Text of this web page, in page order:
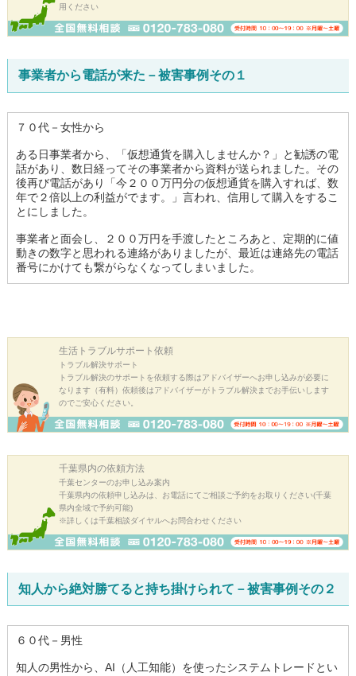
用ください
事業者から電話が来た－被害事例その１
７０代－女性から
ある日事業者から、「仮想通貨を購入しませんか？」と勧誘の電
話があり、数日経ってその事業者から資料が送られました。その
後再び電話があり「今２００万円分の仮想通貨を購入すれば、数
年で２倍以上の利益がでます。」言われ、信用して購入をするこ
とにしました。
事業者と面会し、２００万円を手渡したところあと、定期的に値
動きの数字と思われる連絡がありましたが、最近は連絡先の電話
番号にかけても繋がらなくなってしまいました。
生活トラブルサポート依頼
トラブル解決サポート
トラブル解決のサポートを依頼する際はアドバイザーへお申し込みが必要に
なります（有料）依頼後はアドバイザーがトラブル解決までお手伝いします
のでご安心ください。
千葉県内の依頼方法
千葉センターのお申し込み案内
千葉県内の依頼申し込みは、お電話にてご相談ご予約をお取りください(千葉
県内全域で予約可能)
※詳しくは千葉相談ダイヤルへお問合わせください
知人から絶対勝てると持ち掛けられて－被害事例その２
６０代－男性
知人の男性から、AI（人工知能）を使ったシステムトレードとい